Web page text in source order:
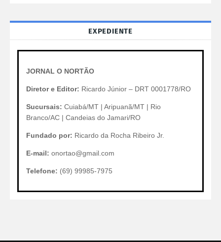
EXPEDIENTE
JORNAL O NORTÃO
Diretor e Editor: Ricardo Júnior – DRT 0001778/RO
Sucursais: Cuiabá/MT | Aripuanã/MT | Rio
Branco/AC | Candeias do Jamari/RO
Fundado por: Ricardo da Rocha Ribeiro Jr.
E-mail: onortao@gmail.com
Telefone: (69) 99985-7975